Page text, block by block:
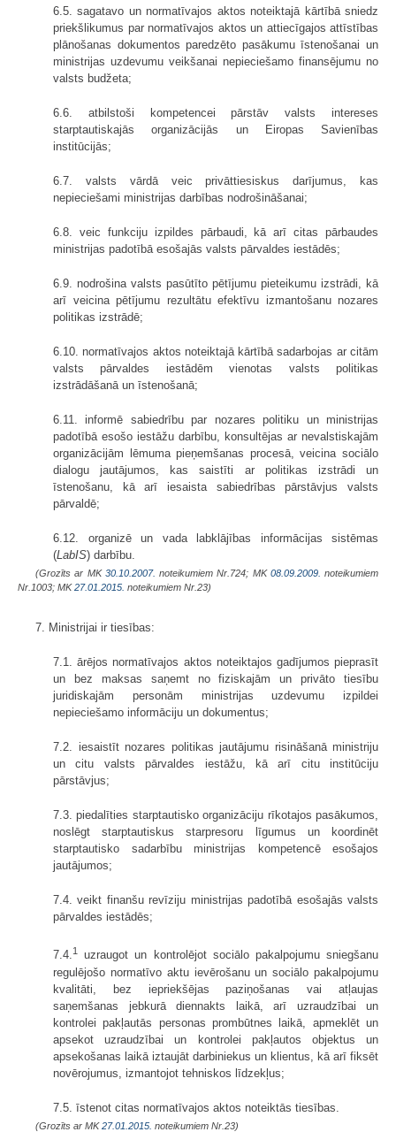
6.5. sagatavo un normatīvajos aktos noteiktajā kārtībā sniedz
priekšlikumus par normatīvajos aktos un attiecīgajos attīstības
plānošanas dokumentos paredzēto pasākumu īstenošanai un
ministrijas uzdevumu veikšanai nepieciešamo finansējumu no
valsts budžeta;
6.6. atbilstoši kompetencei pārstāv valsts intereses
starptautiskajās organizācijās un Eiropas Savienības
institūcijās;
6.7. valsts vārdā veic privāttiesiskus darījumus, kas
nepieciešami ministrijas darbības nodrošināšanai;
6.8. veic funkciju izpildes pārbaudi, kā arī citas pārbaudes
ministrijas padotībā esošajās valsts pārvaldes iestādēs;
6.9. nodrošina valsts pasūtīto pētījumu pieteikumu izstrādi, kā
arī veicina pētījumu rezultātu efektīvu izmantošanu nozares
politikas izstrādē;
6.10. normatīvajos aktos noteiktajā kārtībā sadarbojas ar citām
valsts pārvaldes iestādēm vienotas valsts politikas
izstrādāšanā un īstenošanā;
6.11. informē sabiedrību par nozares politiku un ministrijas
padotībā esošo iestāžu darbību, konsultējas ar nevalstiskajām
organizācijām lēmuma pieņemšanas procesā, veicina sociālo
dialogu jautājumos, kas saistīti ar politikas izstrādi un
īstenošanu, kā arī iesaista sabiedrības pārstāvjus valsts
pārvaldē;
6.12. organizē un vada labklājības informācijas sistēmas
(LabIS) darbību.
(Grozīts ar MK 30.10.2007. noteikumiem Nr.724; MK 08.09.2009. noteikumiem
Nr.1003; MK27.01.2015. noteikumiem Nr.23)
7. Ministrijai ir tiesības:
7.1. ārējos normatīvajos aktos noteiktajos gadījumos pieprasīt
un bez maksas saņemt no fiziskajām un privāto tiesību
juridiskajām personām ministrijas uzdevumu izpildei
nepieciešamo informāciju un dokumentus;
7.2. iesaistīt nozares politikas jautājumu risināšanā ministriju
un citu valsts pārvaldes iestāžu, kā arī citu institūciju
pārstāvjus;
7.3. piedalīties starptautisko organizāciju rīkotajos pasākumos,
noslēgt starptautiskus starpresoru līgumus un koordinēt
starptautisko sadarbību ministrijas kompetencē esošajos
jautājumos;
7.4. veikt finanšu revīziju ministrijas padotībā esošajās valsts
pārvaldes iestādēs;
7.4.1
uzraugot un kontrolējot sociālo pakalpojumu sniegšanu
regulējošo normatīvo aktu ievērošanu un sociālo pakalpojumu
kvalitāti, bez iepriekšējas paziņošanas vai atļaujas
saņemšanas jebkurā diennakts laikā, arī uzraudzībai un
kontrolei pakļautās personas prombūtnes laikā, apmeklēt un
apsekot uzraudzībai un kontrolei pakļautos objektus un
apsekošanas laikā iztaujāt darbiniekus un klientus, kā arī fiksēt
novērojumus, izmantojot tehniskos līdzekļus;
7.5. īstenot citas normatīvajos aktos noteiktās tiesības.
(Grozīts ar MK27.01.2015. noteikumiem Nr.23)